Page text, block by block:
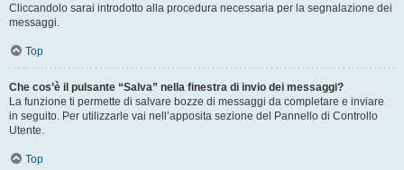
Cliccandolo sarai introdotto alla procedura necessaria per la segnalazione dei
messaggi.
Top
Che cos’è il pulsante “Salva” nella finestra di invio dei messaggi?
La funzione ti permette di salvare bozze di messaggi da completare e inviare
in seguito. Per utilizzarle vai nell’apposita sezione del Pannello di Controllo
Utente.
Top